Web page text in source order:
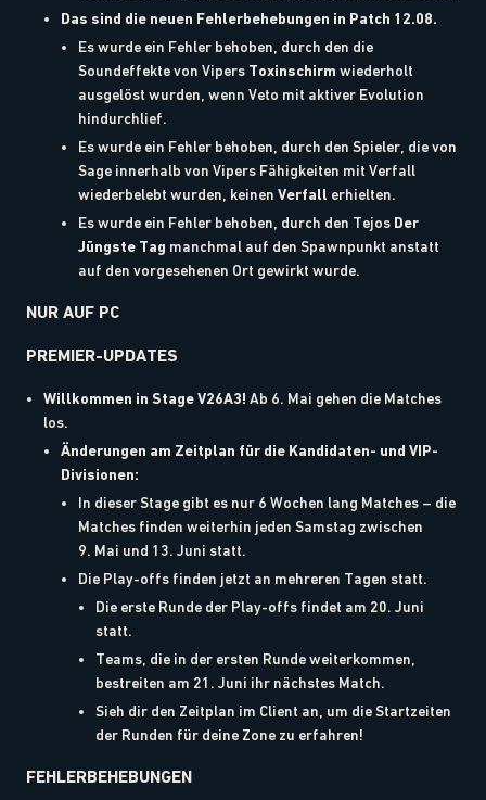
Das sind die neuen Fehlerbehebungen in Patch 12.08.
Es wurde ein Fehler behoben, durch den die
Soundeffekte von Vipers Toxinschirm wiederholt
ausgelöst wurden, wenn Veto mit aktiver Evolution
hindurchlief.
Es wurde ein Fehler behoben, durch den Spieler, die von
Sage innerhalb von Vipers Fähigkeiten mit Verfall
wiederbelebt wurden, keinen Verfall erhielten.
Es wurde ein Fehler behoben, durch den Tejos Der
Jüngste Tag manchmal auf den Spawnpunkt anstatt
auf den vorgesehenen Ort gewirkt wurde.
NUR AUF PC
PREMIER-UPDATES
Willkommen in Stage V26A3! Ab 6. Mai gehen die Matches
los.
Änderungen am Zeitplan für die Kandidaten- und VIP-
Divisionen:
In dieser Stage gibt es nur 6 Wochen lang Matches – die
Matches finden weiterhin jeden Samstag zwischen
9. Mai und 13. Juni statt.
Die Play-offs finden jetzt an mehreren Tagen statt.
Die erste Runde der Play-offs findet am 20. Juni
statt.
Teams, die in der ersten Runde weiterkommen,
bestreiten am 21. Juni ihr nächstes Match.
Sieh dir den Zeitplan im Client an, um die Startzeiten
der Runden für deine Zone zu erfahren!
FEHLERBEHEBUNGEN